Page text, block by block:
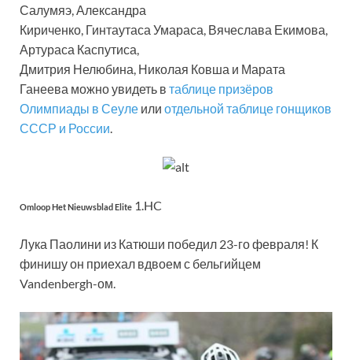
Салумяэ, Александра
Кириченко, Гинтаутаса Умараса, Вячеслава Екимова,
Артураса Каспутиса,
Дмитрия Нелюбина, Николая Ковша и Марата
Ганеева можно увидеть в таблице призёров
Олимпиады в Сеуле или отдельной таблице гонщиков
СССР и России.
Omloop Het Nieuwsblad Elite 1.HC
Лука Паолини из Катюши победил 23-го февраля! К
финишу он приехал вдвоем с бельгийцем
Vandenbergh-ом.